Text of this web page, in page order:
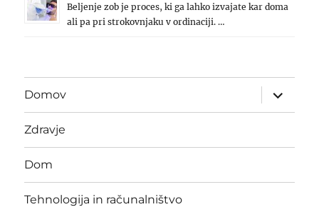
Beljenje zob je proces, ki ga lahko izvajate kar doma
ali pa pri strokovnjaku v ordinaciji. …
Domov
expand
child
menu
Zdravje
Dom
Tehnologija in računalništvo